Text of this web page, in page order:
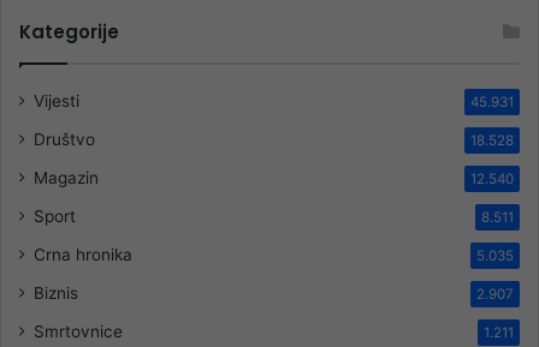
Kategorije
Vijesti 45.931
Društvo 18.528
Magazin 12.540
Sport 8.511
Crna hronika 5.035
Biznis 2.907
Smrtovnice 1.211